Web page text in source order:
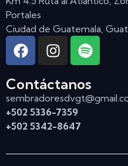
Portales
Ciudad de Guatemala,
Contáctanos
+502 5336-7359
+502 5342-8647